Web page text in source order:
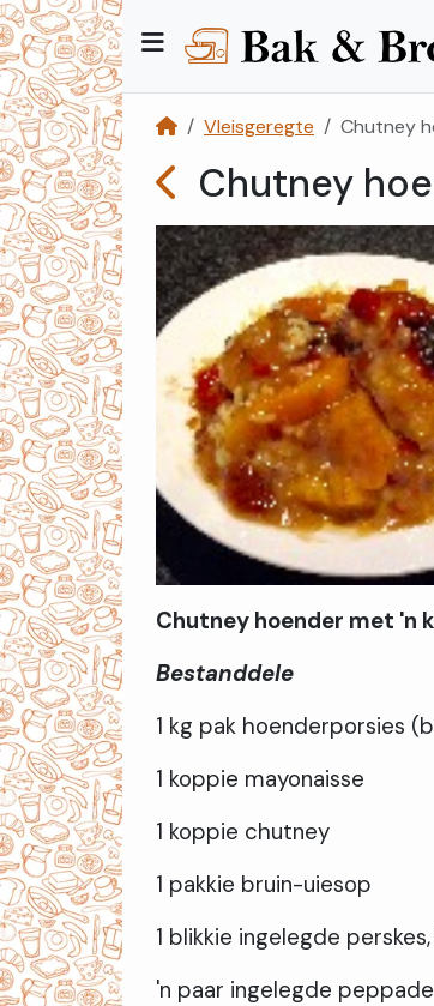
Kategorieë
Kontak
Ons
Registreer
Teken
In
Vleisgeregte Chutney
Chutney
Chutney hoender met 'n
Bestanddele
1 kg pak hoenderporsies
1 koppie mayonaisse
1 koppie chutney
1 pakkie bruin-uiesop
1 blikkie ingelegde
'n paar ingelegde